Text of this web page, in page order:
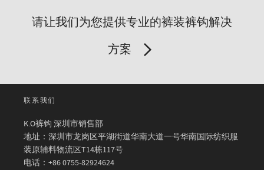
请让我们为您提供专业的裤装裤钩解决
方案
联系我们
K.O裤钩 深圳市销售部
地址：深圳市龙岗区平湖街道华南大道一号华南国际纺织服
装原辅料物流区T14栋117号
电话：+86 0755-82924624